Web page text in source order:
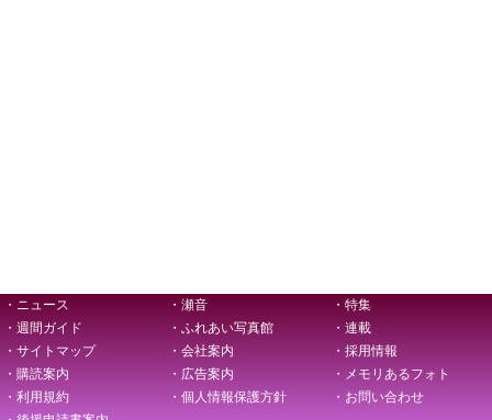
・ニュース ・瀬音
・特集
・週間ガイド
・ふれあい写真館
・連載
・サイトマップ
・会社案内
・採用情報
・購読案内
・広告案内
・メモリあるフォト
・利用規約
・個人情報保護方針
・お問い合わせ